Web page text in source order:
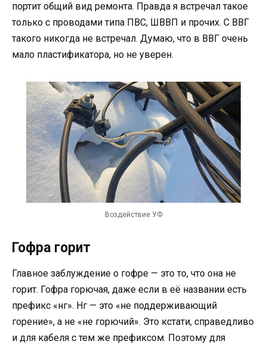
портит общий вид ремонта. Правда я встречал такое
только с проводами типа ПВС, ШВВП и прочих. С ВВГ
такого никогда не встречал. Думаю, что в ВВГ очень
мало пластификатора, но не уверен.
Воздействие УФ
Гофра горит
Главное заблуждение о гофре — это то, что она не
горит. Гофра горючая, даже если в её названии есть
префикс «нг». Нг — это «не поддерживающий
горение», а не «не горючий». Это кстати, справедливо
и для кабеля с тем же префиксом. Поэтому для